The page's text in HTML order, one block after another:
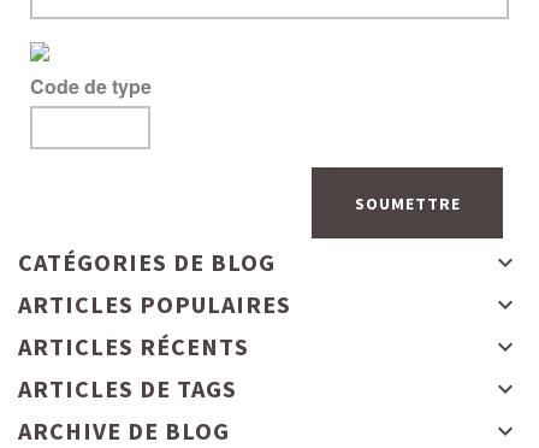
Code de type
CATÉGORIES DE BLOG
ARTICLES POPULAIRES
ARTICLES RÉCENTS
ARTICLES DE TAGS
ARCHIVE DE BLOG